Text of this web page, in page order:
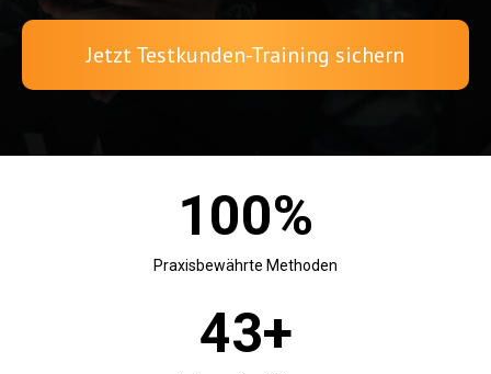
Jetzt Testkunden-Training sichern
100%
Praxisbewährte Methoden
43+